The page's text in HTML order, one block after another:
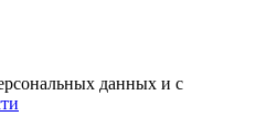
данных и с